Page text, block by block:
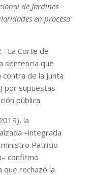
de Jardines
en proceso
La Corte de
sentencia que
de la Junta
por supuestas
pública.
la
–integrada
Patricio
confirmó
que rechazó la